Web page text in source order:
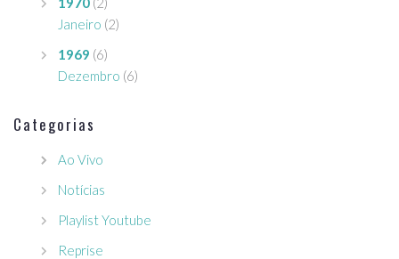
Janeiro (2)
1969 (6)
Dezembro (6)
Categorias
Ao Vivo
Notícias
Playlist Youtube
Reprise